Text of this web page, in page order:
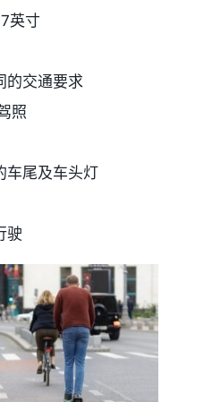
英寸
的交通要求
照
车尾及车头灯
驶